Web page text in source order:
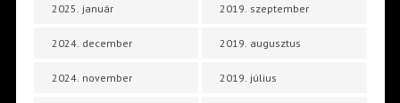
2025. január
2024. december
2024. november
2019. szeptember
2019. augusztus
2019. július